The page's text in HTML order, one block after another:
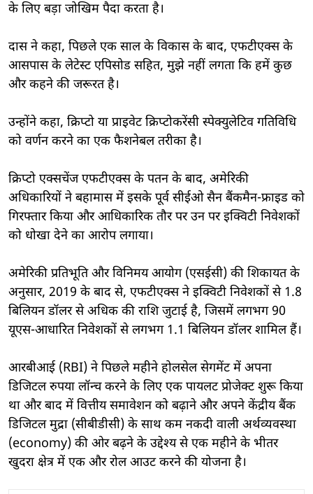
के लिए बड़ा जोखिम पैदा करता है।
दास ने कहा, पिछले एक साल के विकास के बाद, एफटीएक्स के
आसपास के लेटेस्ट एपिसोड सहित, मुझे नहीं लगता कि हमें कुछ
और कहने की जरूरत है।
उन्होंने कहा, क्रिप्टो या प्राइवेट क्रिप्टोकरेंसी स्पेक्युलेटिव गतिविधि
को वर्णन करने का एक फैशनेबल तरीका है।
क्रिप्टो एक्सचेंज एफटीएक्स के पतन के बाद, अमेरिकी
अधिकारियों ने बहामास में इसके पूर्व सीईओ सैन बैंकमैन-फ्राइड को
गिरफ्तार किया और आधिकारिक तौर पर उन पर इक्विटी निवेशकों
को धोखा देने का आरोप लगाया।
अमेरिकी प्रतिभूति और विनिमय आयोग (एसईसी) की शिकायत के
अनुसार, 2019 के बाद से, एफटीएक्स ने इक्विटी निवेशकों से 1.8
बिलियन डॉलर से अधिक की राशि जुटाई है, जिसमें लगभग 90
यूएस-आधारित निवेशकों से लगभग 1.1 बिलियन डॉलर शामिल हैं।
आरबीआई (RBI) ने पिछले महीने होलसेल सेगमेंट में अपना
डिजिटल रुपया लॉन्च करने के लिए एक पायलट प्रोजेक्ट शुरू किया
था और बाद में वित्तीय समावेशन को बढ़ाने और अपने केंद्रीय बैंक
डिजिटल मुद्रा (सीबीडीसी) के साथ कम नकदी वाली अर्थव्यवस्था
(economy) की ओर बढ़ने के उद्देश्य से एक महीने के भीतर
खुदरा क्षेत्र में एक और रोल आउट करने की योजना है।